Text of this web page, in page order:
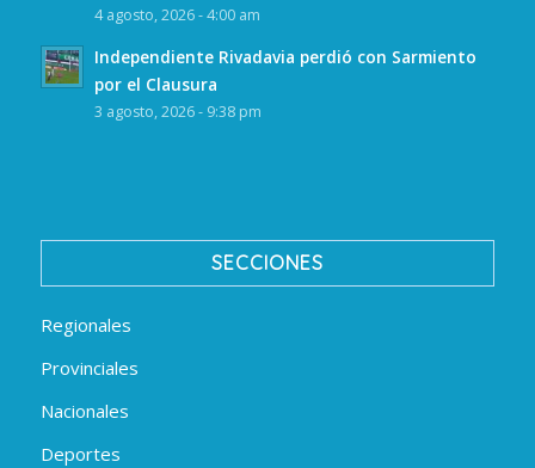
4 agosto, 2026 - 4:00 am
Independiente Rivadavia perdió con Sarmiento
por el Clausura
3 agosto, 2026 - 9:38 pm
SECCIONES
Regionales
Provinciales
Nacionales
Deportes